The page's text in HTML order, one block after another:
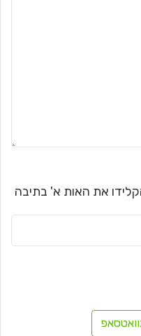
את האות א' בתיבה